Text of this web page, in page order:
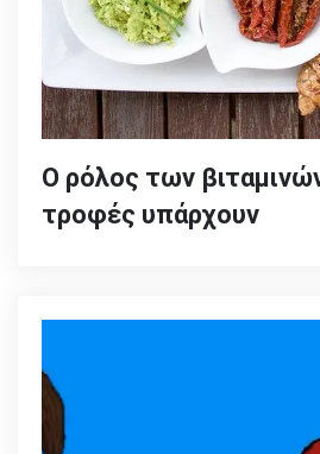
Ο ρόλος των
τροφές υπάρχουν